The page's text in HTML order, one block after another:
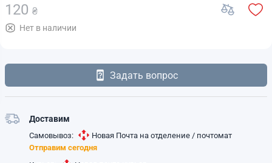
120 ₴
Нет в наличии
Задать вопрос
Доставим
Самовывоз:
Новая Почта на отделение / почтомат
Отправим сегодня